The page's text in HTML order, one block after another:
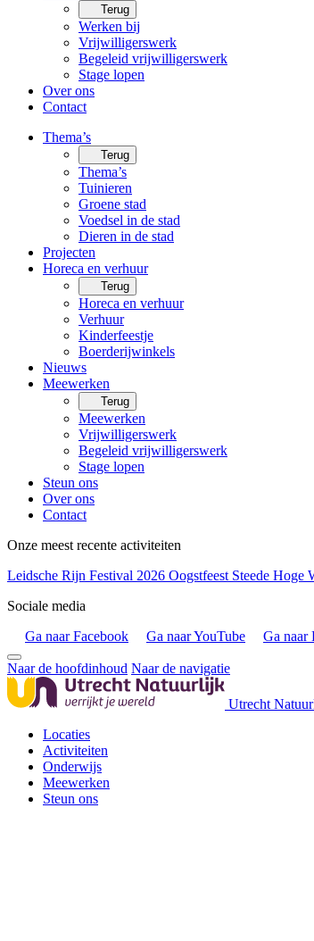
Terug
Werken bij
Vrijwilligerswerk
Begeleid vrijwilligerswerk
Stage lopen
Over ons
Contact
Thema’s
Terug
Thema’s
Tuinieren
Groene stad
Voedsel in de stad
Dieren in de stad
Projecten
Horeca en verhuur
Terug
Horeca en verhuur
Verhuur
Kinderfeestje
Boerderijwinkels
Nieuws
Meewerken
Terug
Meewerken
Vrijwilligerswerk
Begeleid vrijwilligerswerk
Stage lopen
Steun ons
Over ons
Contact
Onze meest recente activiteiten
Leidsche Rijn Festival 2026 Oogstfeest Steede Hoge
Sociale media
Ga naar Facebook
Ga naar YouTube Ga naar
Naar de hoofdinhoud Naar de navigatie
Utrecht
Locaties
Activiteiten
Onderwijs
Meewerken
Steun ons